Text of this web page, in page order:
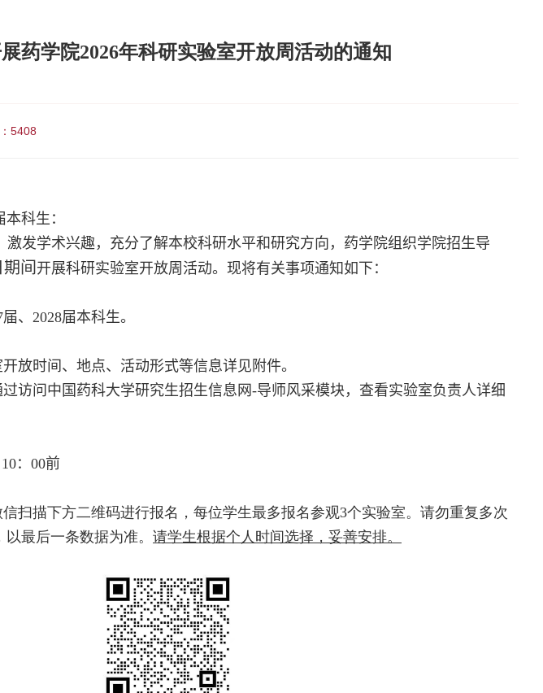
药学院2026年科研实验室开放周活动的通知
5408
本科生：
发学术兴趣，充分了解本校科研水平和研究方向， 药学院组织学院招生导
期间 开展科研实验室开放周活动。现将有关事项通知如下：
届、 2028届本科生。
放时间、地点、活动形式等信息详见附件。
访问中国药科大学研究生招生信息网-导师风采模块，查看实验室负责人详细
10： 00前
扫描下方二维码进行报名，每位学生最多报名参观3个实验室。请勿重复多次
最后一条数据为准。 请学生根据个人时间选择，妥善安排。